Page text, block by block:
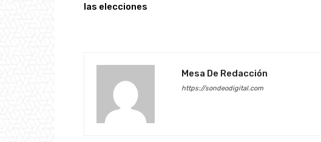
las elecciones
Mesa De Redacción
https://sondeodigital.com